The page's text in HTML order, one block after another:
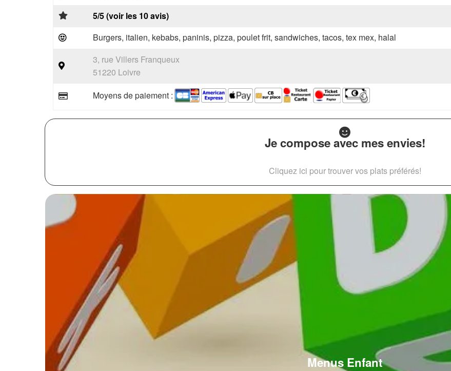
5/5 (voir les 10 avis)
Burgers, italien, kebabs, paninis, pizza, poulet frit, sandwiches, tacos, tex mex, halal
3, rue Villers Franqueux
51220 Loivre
Moyens de paiement :
Je compose avec mes envies!
Cliquez ici pour trouver vos plats préférés!
Menus Enfant